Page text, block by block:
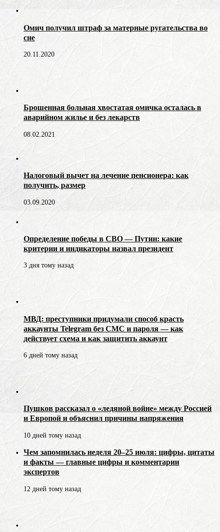
Омич получил штраф за матерные ругательства во
сне
20.11.2020
Брошенная больная хвостатая омичка осталась в
аварийном жилье и без лекарств
08.02.2021
Налоговый вычет на лечение пенсионера: как
получить, размер
03.09.2020
Определение победы в СВО — Путин: какие
критерии и индикаторы назвал президент
3 дня тому назад
МВД: преступники придумали способ красть
аккаунты Telegram без СМС и пароля — как
действует схема и как защитить аккаунт
6 дней тому назад
Пушков рассказал о «ледяной войне» между Россией
и Европой и объяснил причины напряжения
10 дней тому назад
Чем запомнилась неделя 20–25 июля: цифры, цитаты
и факты — главные цифры и комментарии
экспертов
12 дней тому назад